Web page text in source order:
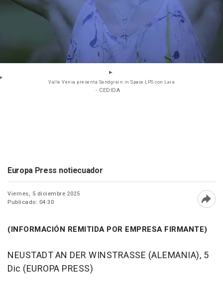
Valle Venia presenta Sandgrain in Space LPS con Lara
- CEDIDA
Europa Press notiecuador
Viernes, 5 diciembre 2025
Publicado: 04:30
(INFORMACIÓN REMITIDA POR EMPRESA FIRMANTE)
NEUSTADT AN DER WINSTRASSE (ALEMANIA), 5
Dic (EUROPA PRESS)